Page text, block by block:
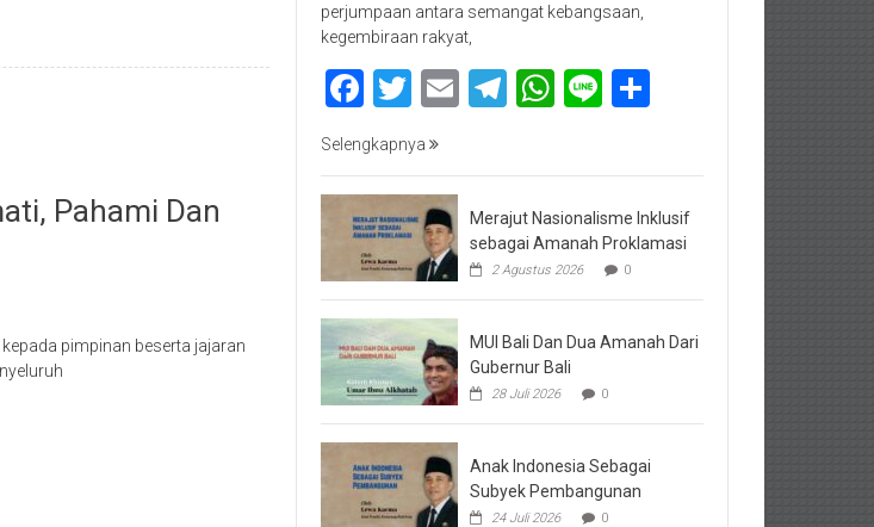
Pahami Dan
pimpinan beserta jajaran
perjumpaan antara semangat kebangsaan,
kegembiraan rakyat,
Facebook
Twitter
EmailTelegram
WhatsApp
Line
Selengkapnya
Merajut Nasionalisme Inklusif
sebagai Amanah Proklamasi
2 Agustus 2026 0
MUI Bali Dan Dua Amanah Dari
Gubernur Bali
28 Juli 2026 0
Anak Indonesia Sebagai
Subyek Pembangunan
24 Juli 2026 0